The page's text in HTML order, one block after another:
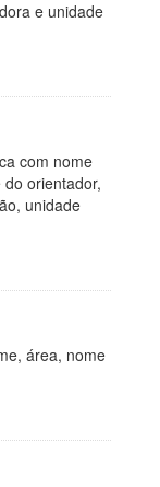
e unidade
com nome
orientador,
unidade
área, nome